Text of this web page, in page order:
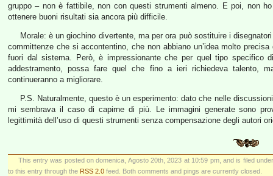
gruppo – non è fattibile, non con questi strumenti almeno. E poi, non
ottenere buoni risultati sia ancora più difficile.
Morale: è un giochino divertente, ma per ora può sostituire i
committenze che si accontentino, che non abbiano un’idea molto
fuori dal sistema. Però, è impressionante che per quel tipo specifico
addestramento, possa fare quel che fino a ieri richiedeva talento,
continueranno a migliorare.
P.S. Naturalmente, questo è un esperimento: dato che nelle
mi sembrava il caso di capirne di più. Le immagini generate sono
legittimità dell’uso di questi strumenti senza compensazione degli autori
This entry was posted on domenica, Agosto 20th, 2023 at 10:59 pm, and is filed
to this entry through the RSS 2.0 feed. Both comments and pings are currently closed.